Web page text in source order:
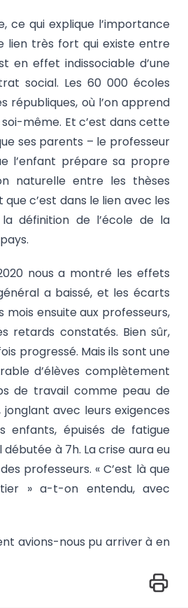
ce qui explique l’importance
lien très fort qui existe entre
en effet indissociable d’une
social. Les 60 000 écoles
où l’on apprend
même. Et c’est dans cette
ses parents – le professeur
l’enfant prépare sa propre
naturelle entre les thèses
c’est dans le lien avec les
définition de l’école de la
nous a montré les effets
a baissé, et les écarts
ensuite aux professeurs,
retards constatés. Bien sûr,
progressé. Mais ils sont une
d’élèves complètement
de travail comme peau de
avec leurs exigences
enfants, épuisés de fatigue
à 7h. La crise aura eu
professeurs. « C’est là que
» a-t-on entendu, avec
avions-nous pu arriver à en